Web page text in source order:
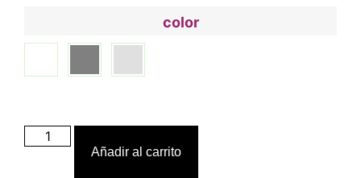
color
Añadir al carrito